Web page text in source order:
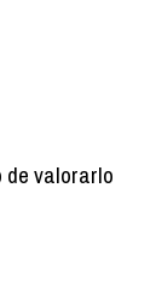
valorarlo